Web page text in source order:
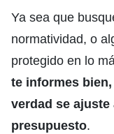
Ya sea que
normatividad, o
protegido en lo
te informes
verdad se
presupuesto.